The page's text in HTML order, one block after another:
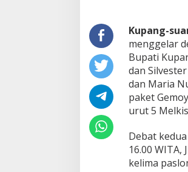
Kupang-
menggelar
Bupati
dan
dan Maria
paket
urut 5
Debat
16.00
kelima